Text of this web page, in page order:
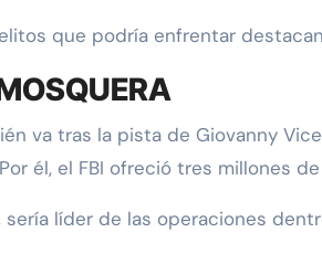
que podría enfrentar
va tras la pista de Giovanny
él, el FBI ofreció tres millones
sería líder de las operaciones